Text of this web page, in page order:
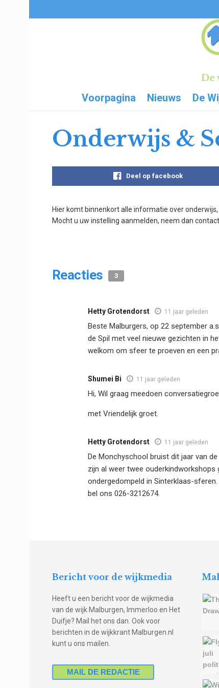
Voorpagina Nieuws De
Onderwijs &
Deel op facebook
Hier komt binnenkort alle informatie over
Mocht u uw instelling aanmelden, neem dan
Reacties 3
Hetty Grotendorst 11 jaar geleden
Beste Malburgers, op 22 september
de Spil met veel nieuwe gezichten in
welkom om sfeer te proeven en een
Shumei Bi 11 jaar geleden
Hi, Wil graag meedoen
met Vriendelijk groet.
Hetty Grotendorst 11 jaar geleden
De Monchyschool bruist dit jaar van
zijn al weer twee
ondergedompeld in Sinterklaas-
bel ons 026-3212674.
Bericht voor de wijkmedia
Heeft u een bericht voor de wijkmedia
van de wijk Malburgen, Immerloo en Het
Duifje? Mail het ons dan. Ook voor
berichten in de wijkkrant Malburgen.nl
kunt u ons mailen.
MAIL DE REDACTIE